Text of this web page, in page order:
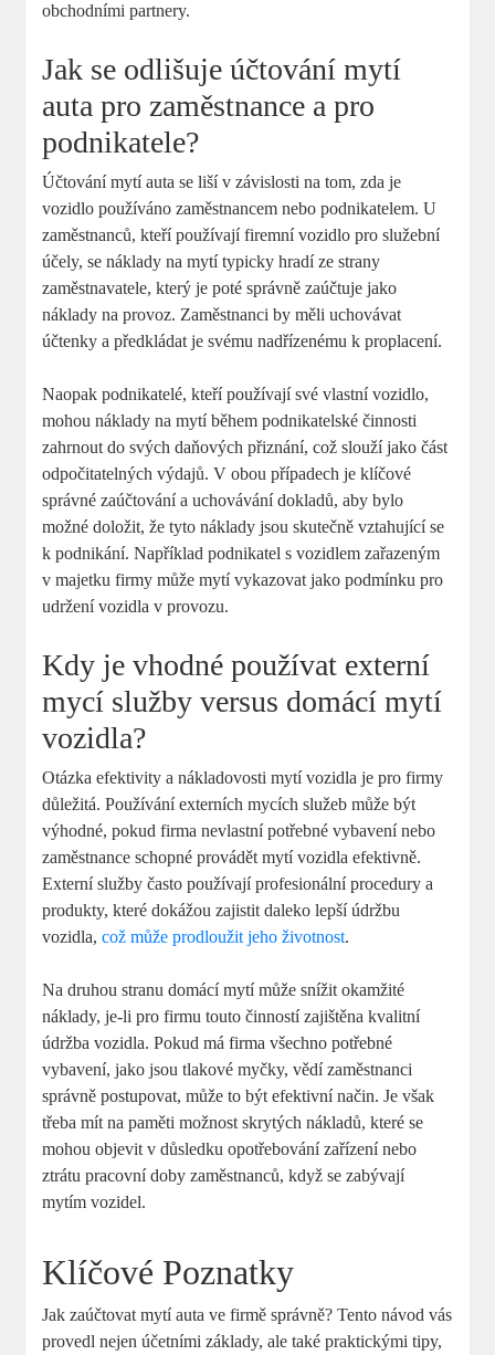
obchodními partnery.
Jak se odlišuje účtování mytí
auta pro zaměstnance a pro
podnikatele?
Účtování mytí auta se liší v závislosti na tom, zda je
vozidlo používáno zaměstnancem nebo podnikatelem. U
zaměstnanců, kteří používají firemní vozidlo pro služební
účely, se náklady na mytí typicky hradí ze strany
zaměstnavatele, který je poté správně zaúčtuje jako
náklady na provoz. Zaměstnanci by měli uchovávat
účtenky a předkládat je svému nadřízenému k proplacení.
Naopak podnikatelé, kteří používají své vlastní vozidlo,
mohou náklady na mytí během podnikatelské činnosti
zahrnout do svých daňových přiznání, což slouží jako část
odpočitatelných výdajů. V obou případech je klíčové
správné zaúčtování a uchovávání dokladů, aby bylo
možné doložit, že tyto náklady jsou skutečně vztahující se
k podnikání. Například podnikatel s vozidlem zařazeným
v majetku firmy může mytí vykazovat jako podmínku pro
udržení vozidla v provozu.
Kdy je vhodné používat externí
mycí služby versus domácí mytí
vozidla?
Otázka efektivity a nákladovosti mytí vozidla je pro firmy
důležitá. Používání externích mycích služeb může být
výhodné, pokud firma nevlastní potřebné vybavení nebo
zaměstnance schopné provádět mytí vozidla efektivně.
Externí služby často používají profesionální procedury a
produkty, které dokážou zajistit daleko lepší údržbu
vozidla,což může prodloužit jeho životnost.
Na druhou stranu domácí mytí může snížit okamžité
náklady, je-li pro firmu touto činností zajištěna kvalitní
údržba vozidla. Pokud má firma všechno potřebné
vybavení, jako jsou tlakové myčky, vědí zaměstnanci
správně postupovat, může to být efektivní način. Je však
třeba mít na paměti možnost skrytých nákladů, které se
mohou objevit v důsledku opotřebování zařízení nebo
ztrátu pracovní doby zaměstnanců, když se zabývají
mytím vozidel.
Klíčové Poznatky
Jak zaúčtovat mytí auta ve firmě správně? Tento návod vás
provedl nejen účetními základy, ale také praktickými tipy,